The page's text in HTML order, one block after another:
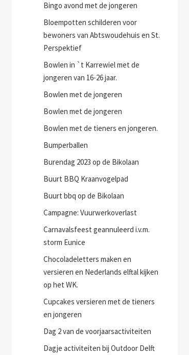
Bingo avond met de jongeren
Bloempotten schilderen voor
bewoners van Abtswoudehuis en St.
Perspektief
Bowlen in `t Karrewiel met de
jongeren van 16-26 jaar.
Bowlen met de jongeren
Bowlen met de jongeren
Bowlen met de tieners en jongeren.
Bumperballen
Burendag 2023 op de Bikolaan
Buurt BBQ Kraanvogelpad
Buurt bbq op de Bikolaan
Campagne: Vuurwerkoverlast
Carnavalsfeest geannuleerd i.v.m.
storm Eunice
Chocoladeletters maken en
versieren en Nederlands elftal kijken
op het WK.
Cupcakes versieren met de tieners
en jongeren
Dag 2 van de voorjaarsactiviteiten
Dagje activiteiten bij Outdoor Delft